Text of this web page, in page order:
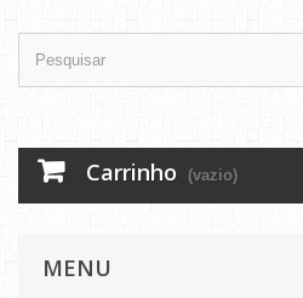
Carrinho (vazio)
MENU